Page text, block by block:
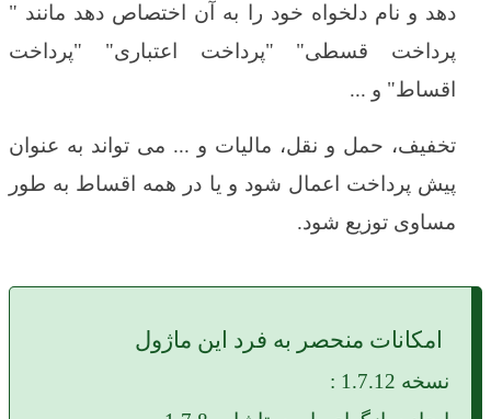
دهد و نام دلخواه خود را به آن اختصاص دهد مانند "
پرداخت قسطی" "پرداخت اعتباری" "پرداخت
اقساط" و ...
تخفیف، حمل و نقل، مالیات و ... می تواند به عنوان
پیش پرداخت اعمال شود و یا در همه اقساط به طور
مساوی توزیع شود.
امکانات منحصر به فرد این ماژول
نسخه 1.7.12 :